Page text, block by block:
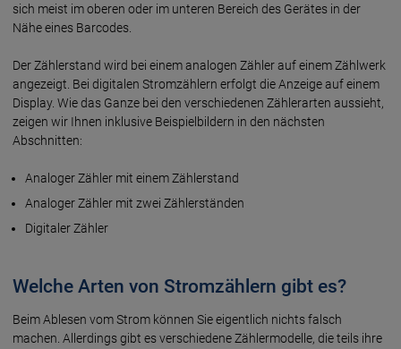
sich meist im oberen oder im unteren Bereich des Gerätes in der
Nähe eines Barcodes.
Der Zählerstand wird bei einem ana­logen Zähler auf einem Zähl­werk
angezeigt. Bei digi­talen Strom­zählern erfolgt die An­zeige auf einem
Dis­play. Wie das Ganze bei den ver­schie­denen Zähler­arten aussieht,
zeigen wir Ihnen inklu­sive Beispiel­bildern in den nächsten
Abschnitten:
Analoger Zähler mit einem Zählerstand
Analoger Zähler mit zwei Zählerständen
Digitaler Zähler
Welche Arten von Stromzählern gibt es?
Beim Ablesen vom Strom können Sie eigent­lich nichts falsch
machen. Aller­dings gibt es ver­schie­dene Zähler­modelle, die teils ihre